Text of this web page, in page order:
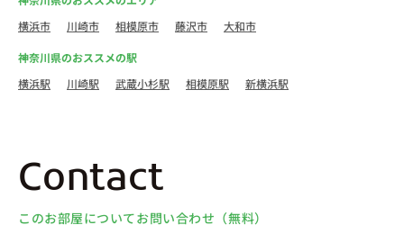
横浜市
川崎市 相模原市 藤沢市 大和市
神奈川県のおススメの駅
横浜駅
川崎駅 武蔵小杉駅 相模原駅 新横浜駅
Contact
このお部屋についてお問い合わせ（無料）